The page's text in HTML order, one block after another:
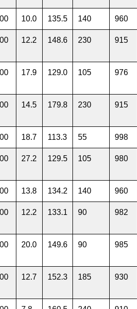
10.0 135.5 140 960
12.2 148.6 230 915
17.9 129.0 105 976
14.5 179.8 230 915
18.7 113.3 55 998
27.2 129.5 105 980
13.8 134.2 140 960
12.2 133.1 90 982
20.0 149.6 90 985
12.7 152.3 185 930